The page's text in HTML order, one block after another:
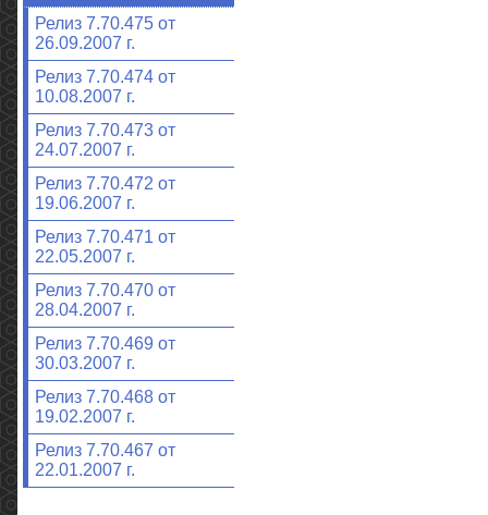
Релиз 7.70.475 от
26.09.2007 г.
Релиз 7.70.474 от
10.08.2007 г.
Релиз 7.70.473 от
24.07.2007 г.
Релиз 7.70.472 от
19.06.2007 г.
Релиз 7.70.471 от
22.05.2007 г.
Релиз 7.70.470 от
28.04.2007 г.
Релиз 7.70.469 от
30.03.2007 г.
Релиз 7.70.468 от
19.02.2007 г.
Релиз 7.70.467 от
22.01.2007 г.